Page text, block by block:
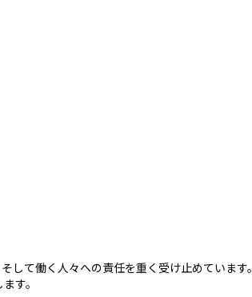
て働く人々への責任を重く受け止めています。
す。